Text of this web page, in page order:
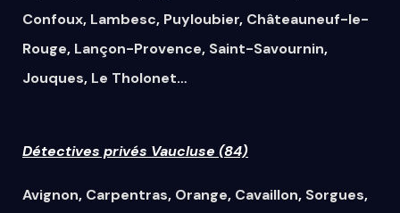
Confoux, Lambesc, Puyloubier, Châteauneuf-le-
Rouge, Lançon-Provence, Saint-Savournin,
Jouques, Le Tholonet…
Détectives privés Vaucluse (84)
Avignon, Carpentras, Orange, Cavaillon, Sorgues,